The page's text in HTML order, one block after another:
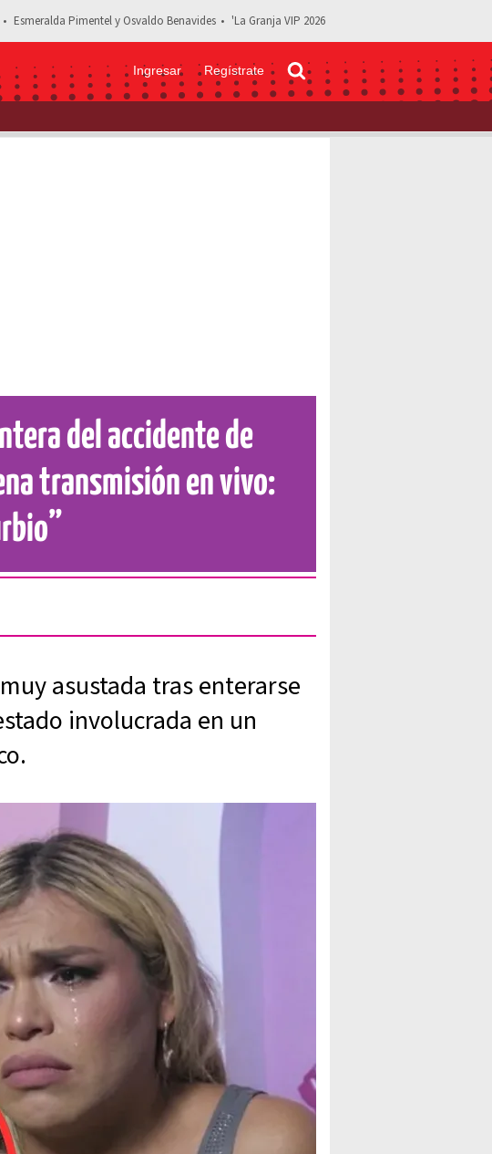
Esmeralda Pimentel y Osvaldo Benavides 'La Granja VIP 2026
Ingresar Regístrate
de Paolita Suárez en plena transmisión en vivo: “pasó algo medio turbio”
del accidente de
transmisión en vivo:
asustada tras enterarse
involucrada en un